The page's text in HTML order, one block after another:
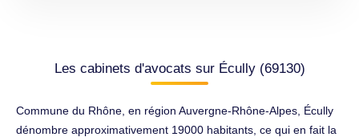
Les cabinets d'avocats sur Écully (69130)
Commune du Rhône, en région Auvergne-Rhône-Alpes, Écully
dénombre approximativement 19000 habitants, ce qui en fait la